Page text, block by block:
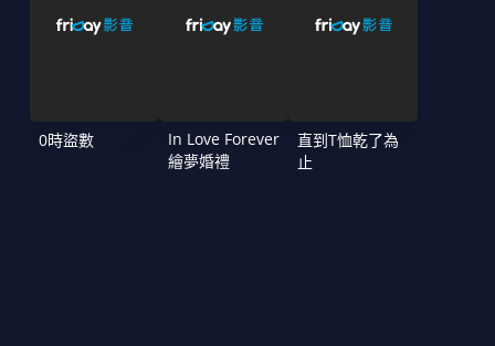
0時盜數
In Love Forever
繪夢婚禮
直到T恤乾了為
止